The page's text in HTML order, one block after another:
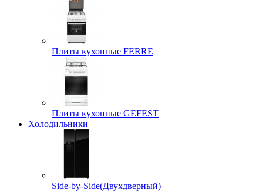
Плиты кухонные FERRE
Плиты кухонные GEFEST
Холодильники
Side-by-Side(Двухдверный)